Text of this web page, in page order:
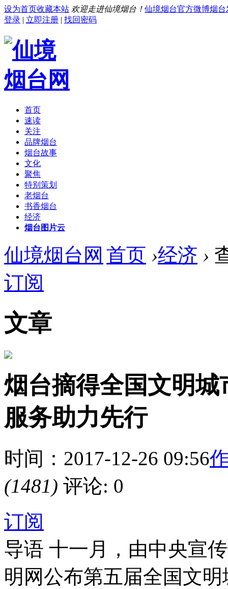
设为首页收藏本站 欢迎走进仙境烟台！ 仙境烟台官方微博烟台
登录 | 立即注册 | 找回密码
首页
速读
关注
品牌烟台
烟台故事
文化
聚焦
特别策划
老烟台
书香烟台
经济
烟台图片云
仙境烟台网 首页 ›经济 ›
订阅
文章
烟台摘得全国文明
服务助力先行
时间：2017-12-26 09:56
(1481) 评论: 0
订阅
导语 十一月，由中央宣
明网公布第五届全国文